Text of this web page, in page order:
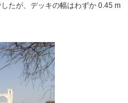
たが、デッキの幅はわずか 0.45 m